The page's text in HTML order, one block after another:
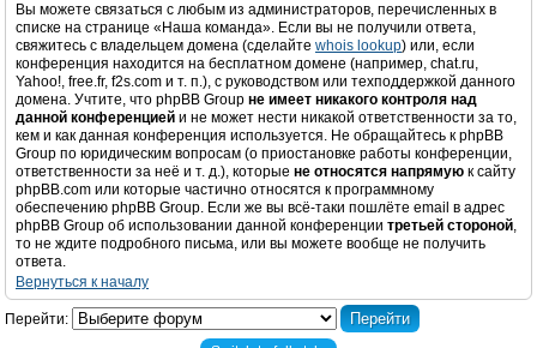
Вы можете связаться с любым из администраторов, перечисленных в
списке на странице «Наша команда». Если вы не получили ответа,
свяжитесь с владельцем домена (сделайте whois lookup) или, если
конференция находится на бесплатном домене (например, chat.ru,
Yahoo!, free.fr, f2s.com и т. п.), с руководством или техподдержкой данного
домена. Учтите, что phpBB Group не имеет никакого контроля над
данной конференцией и не может нести никакой ответственности за то,
кем и как данная конференция используется. Не обращайтесь к phpBB
Group по юридическим вопросам (о приостановке работы конференции,
ответственности за неё и т. д.), которые не относятся напрямую к сайту
phpBB.com или которые частично относятся к программному
обеспечению phpBB Group. Если же вы всё-таки пошлёте email в адрес
phpBB Group об использовании данной конференции третьей стороной,
то не ждите подробного письма, или вы можете вообще не получить
ответа.
Вернуться к началу
Перейти: